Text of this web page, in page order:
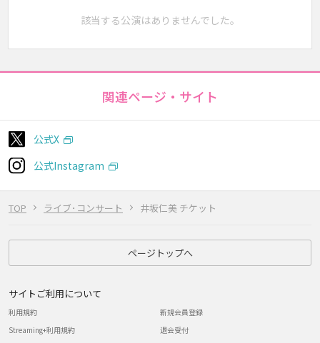
TOP ライブ･コンサート 井坂仁美 チケット
該当する公演はありませんでした。
関連ページ・サイト
公式X
公式Instagram
ページトップへ
サイトご利用について
利用規約
Streaming+利用規約
新規会員登録
退会受付